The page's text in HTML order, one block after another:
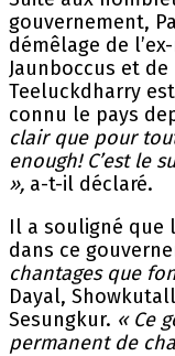
gouvernement,
démêlage de
Jaunboccus et de
Teeluckdharry
connu le pays
clair que pour
enough! C’est le
», a-t-il déclaré.
Il a souligné que
dans ce
chantages que
Dayal,
Sesungkur. « Ce
permanent de